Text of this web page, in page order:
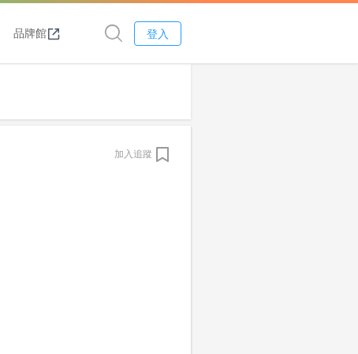
品牌館 登入
加入追蹤